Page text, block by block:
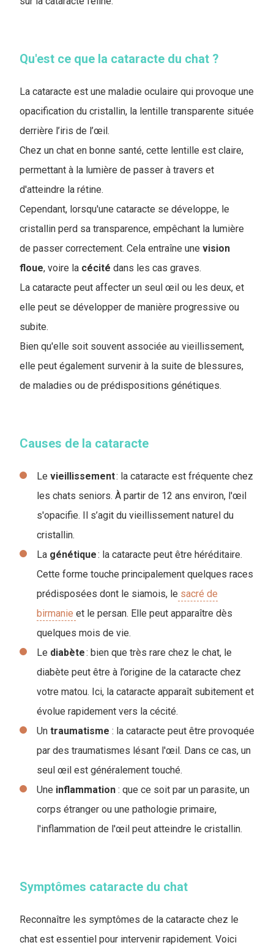
Qu'est ce que la cataracte du chat ?
La cataracte est une maladie oculaire qui provoque une
opacification du cristallin, la lentille transparente située
derrière l’iris de l’œil.
Chez un chat en bonne santé, cette lentille est claire,
permettant à la lumière de passer à travers et
d'atteindre la rétine.
Cependant, lorsqu'une cataracte se développe, le
cristallin perd sa transparence, empêchant la lumière
de passer correctement. Cela entraîne une vision
floue, voire la cécité dans les cas graves.
La cataracte peut affecter un seul œil ou les deux, et
elle peut se développer de manière progressive ou
subite.
Bien qu'elle soit souvent associée au vieillissement,
elle peut également survenir à la suite de blessures,
de maladies ou de prédispositions génétiques.
Causes de la cataracte
Le vieillissement: la cataracte est fréquente chez
les chats seniors. À partir de 12 ans environ, l'œil
s'opacifie. Il s’agit du vieillissement naturel du
cristallin.
La génétique: la cataracte peut être héréditaire.
Cette forme touche principalement quelques races
prédisposées dont le siamois, le sacré de
birmanie et le persan. Elle peut apparaître dès
quelques mois de vie.
Le diabète: bien que très rare chez le chat, le
diabète peut être à l’origine de la cataracte chez
votre matou. Ici, la cataracte apparaît subitement et
évolue rapidement vers la cécité.
Un traumatisme : la cataracte peut être provoquée
par des traumatismes lésant l'œil. Dans ce cas, un
seul œil est généralement touché.
Une inflammation : que ce soit par un parasite, un
corps étranger ou une pathologie primaire,
l'inflammation de l'œil peut atteindre le cristallin.
Symptômes cataracte du chat
Reconnaître les symptômes de la cataracte chez le
chat est essentiel pour intervenir rapidement. Voici